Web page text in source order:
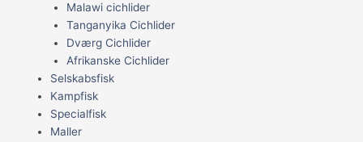
Malawi cichlider
Tanganyika Cichlider
Dværg Cichlider
Afrikanske Cichlider
Selskabsfisk
Kampfisk
Specialfisk
Maller